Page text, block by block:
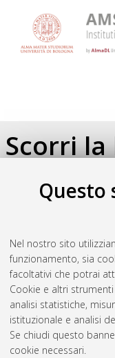
Questo
Nel nostro sito
funzionamento, sia
facoltativi che potrai
Cookie e altri
analisi statistiche,
istituzionale e analisi
Se chiudi questo
cookie necessari.
Scorri la
Seleziona un valore
2020(1)
Atom
Rss 1.0
Rss 2.0